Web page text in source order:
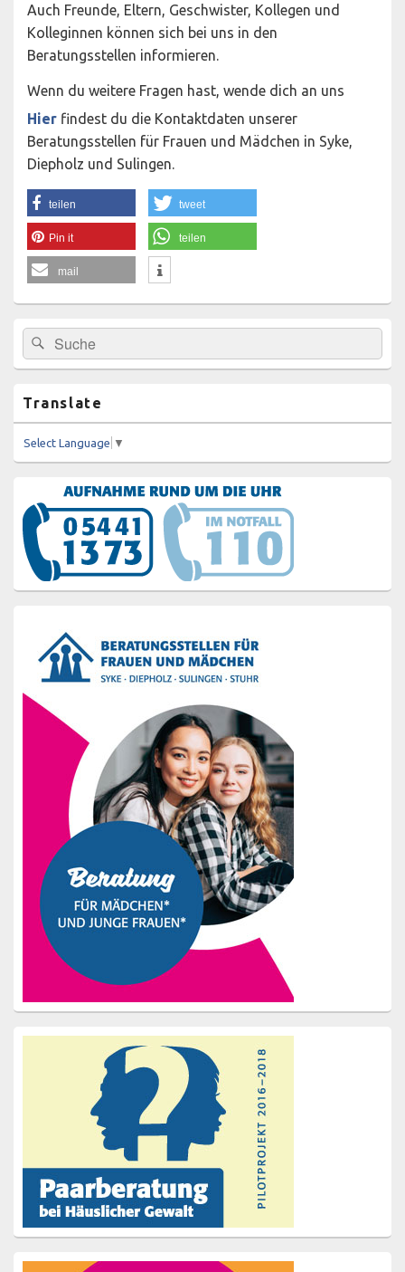
Auch Freunde, Eltern, Geschwister, Kollegen und
Kolleginnen können sich bei uns in den
Beratungsstellen informieren.
Wenn du weitere Fragen hast, wende dich an uns
Hier findest du die Kontaktdaten unserer
Beratungsstellen für Frauen und Mädchen in Syke,
Diepholz und Sulingen.
teilen tweet
Pin it teilen
mail
Primärer
Seitenleisten-
Widgetbereich
Suchen
nach:
Suchen
Translate
Select Language ▼